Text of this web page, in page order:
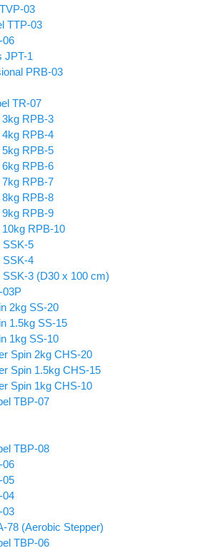
03
TTP-03
06
JPT-1
PRB-03
TR-07
RPB-3
RPB-4
RPB-5
RPB-6
RPB-7
RPB-8
RPB-9
RPB-10
SSK-5
SSK-4
3 (D30 x 100 cm)
03P
2kg SS-20
1.5kg SS-15
1kg SS-10
Spin 2kg CHS-20
Spin 1.5kg CHS-15
Spin 1kg CHS-10
TBP-07
TBP-08
06
05
04
03
78 (Aerobic Stepper)
TBP-06